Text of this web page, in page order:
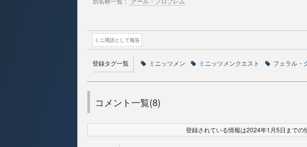
ミニ用語として報告
登録タグ一覧 ミニッツメン ミニッツメンクエスト フェラル・
コメント一覧(8)
登録されている情報は2024年1月5日までの